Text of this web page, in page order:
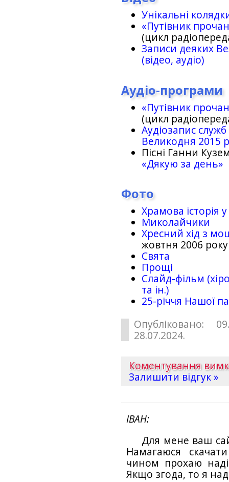
Унікальні
«Путівник
(цикл
Записи деяких
(відео, аудіо)
Аудіо-програми
«Путівник
(цикл
Аудіозапис
Великодня 2015
Пісні Ганни
«Дякую за день»
Фото
Храмова історія
Миколайчики
Хресний хід з
жовтня 2006 року
Свята
Прощі
Слайд-фільм
та ін.)
25-рiччя Нашої
Опубліковано:
28.07.2024.
Коментування
Залишити відгук »
ІВАН
Для мене ваш
Намагаюся
чином прохаю
Якщо згода, то я